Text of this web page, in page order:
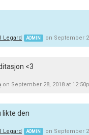
Legard ADMIN on September
<3
on September 28, 2018 at
likte den
Legard ADMIN on September